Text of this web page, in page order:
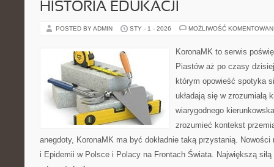
HISTORIA EDUKACJI
POSTED BY ADMIN STY - 1 - 2026 MOŻLIWOŚĆ
KoronaMK to serwis
Piastów aż po czasy
którym opowieść spotyka
układają się w zrozumiałą
wiarygodnego
zrozumieć kontekst
anegdoty, KoronaMK ma być dokładnie taką przystanią.
i Epidemii w Polsce i Polacy na Frontach Świata. Największą